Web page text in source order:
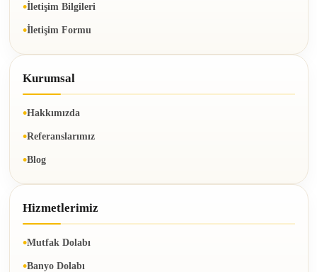
İletişim Bilgileri
İletişim Formu
Kurumsal
Hakkımızda
Referanslarımız
Blog
Hizmetlerimiz
Mutfak Dolabı
Banyo Dolabı